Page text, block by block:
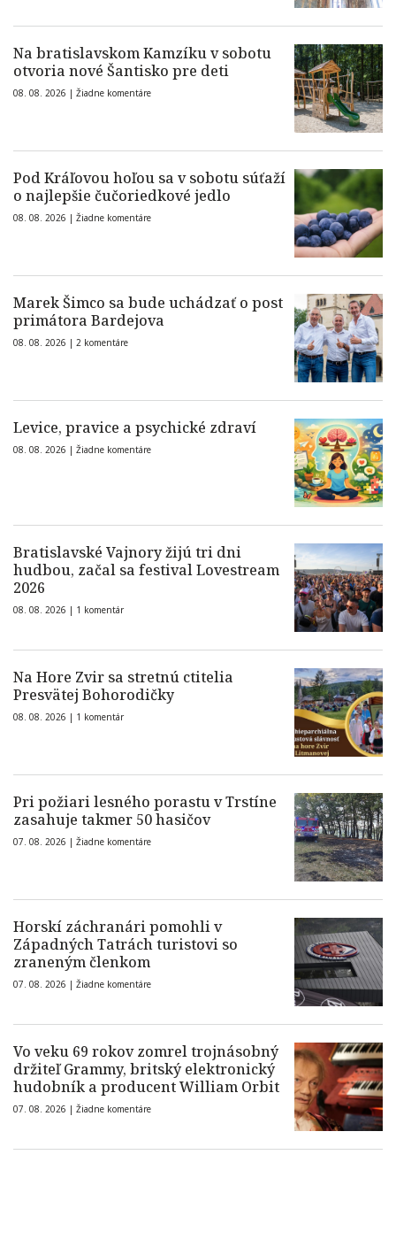
Na bratislavskom Kamzíku v sobotu
otvoria nové Šantisko pre deti
08. 08. 2026 | Žiadne komentáre
Pod Kráľovou hoľou sa v sobotu súťaží
o najlepšie čučoriedkové jedlo
08. 08. 2026 | Žiadne komentáre
Marek Šimco sa bude uchádzať o post
primátora Bardejova
08. 08. 2026 | 2 komentáre
Levice, pravice a psychické zdraví
08. 08. 2026 | Žiadne komentáre
Bratislavské Vajnory žijú tri dni
hudbou, začal sa festival Lovestream
2026
08. 08. 2026 | 1 komentár
Na Hore Zvir sa stretnú ctitelia
Presvätej Bohorodičky
08. 08. 2026 | 1 komentár
Pri požiari lesného porastu v Trstíne
zasahuje takmer 50 hasičov
07. 08. 2026 | Žiadne komentáre
Horskí záchranári pomohli v
Západných Tatrách turistovi so
zraneným členkom
07. 08. 2026 | Žiadne komentáre
Vo veku 69 rokov zomrel trojnásobný
držiteľ Grammy, britský elektronický
hudobník a producent William Orbit
07. 08. 2026 | Žiadne komentáre